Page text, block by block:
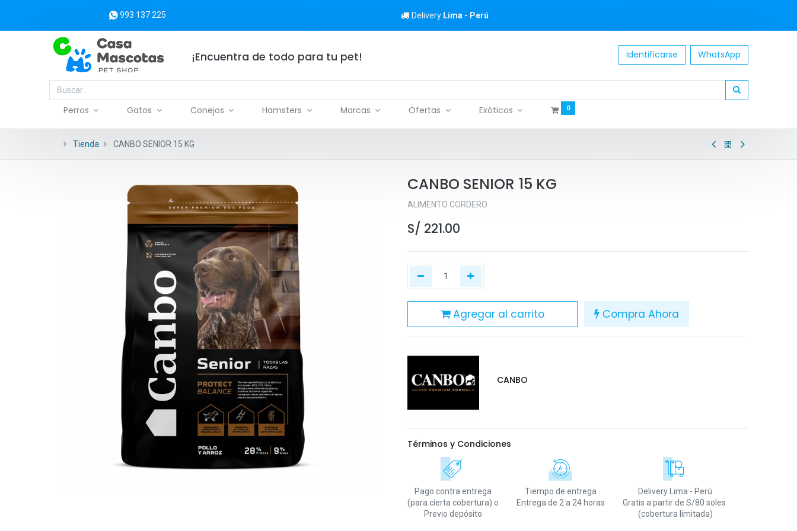
993 137 225 Delivery Lima - Perú
¡Encuentra de todo para tu pet! Identificarse WhatsApp
Perros Gatos Conejos Hamsters Marcas Ofertas Exóticos 0
Tienda CANBO SENIOR 15 KG
CANBO SENIOR 15 KG
ALIMENTO CORDERO
S/ 221.00
Agregar al carrito Compra Ahora
CANBO
Términos y Condiciones
Pago contra entrega
(para cierta cobertura) o
Previo depósito
Tiempo de entrega
Entrega de 2 a 24 horas
Delivery Lima - Perú
Gratis a partir de S/80 soles
(cobertura limitada)